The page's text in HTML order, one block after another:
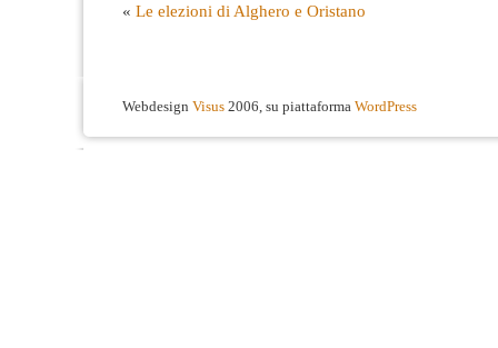
« Le elezioni di Alghero e Oristano
Webdesign Visus 2006, su piattaforma WordPress